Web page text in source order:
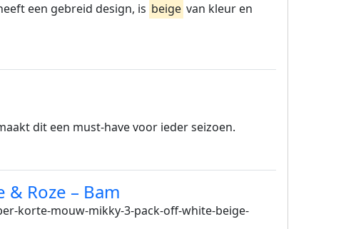
een gebreid design, is beige van kleur en
dit een must-have voor ieder seizoen.
Roze – Bam
korte-mouw-mikky-3-pack-off-white-beige-